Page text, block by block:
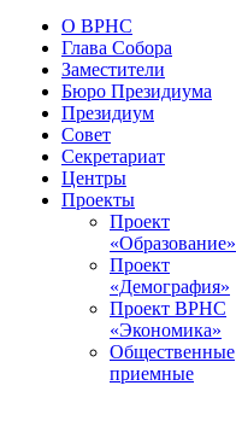
О ВРНС
Глава Собора
Заместители
Бюро Президиума
Президиум
Совет
Секретариат
Центры
Проекты
Проект
«Образование»
Проект
«Демография»
Проект ВРНС
«Экономика»
Общественные
приемные